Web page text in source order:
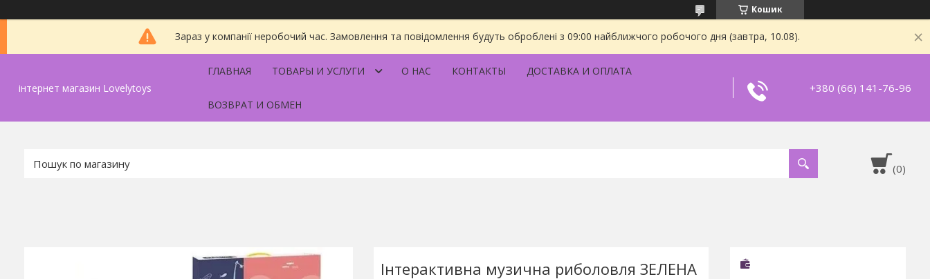
Кошик
Зараз у компанії неробочий час. Замовлення та повідомлення будуть оброблені з 09:00 найближчого робочого дня (завтра, 10.08).
інтернет магазин Lovelytoys
ГЛАВНАЯ ТОВАРЫ И УСЛУГИ О НАС КОНТАКТЫ ДОСТАВКА И ОПЛАТА
ВОЗВРАТ И ОБМЕН
+380 (66) 141-76-96
Інтерактивна музична риболовля ЗЕЛЕНА